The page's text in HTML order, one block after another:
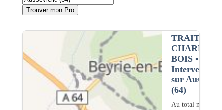
Trouver mon Pro
BOIS•
Intervention
sur
(64)
Au total nous